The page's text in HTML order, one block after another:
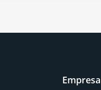
Empresa